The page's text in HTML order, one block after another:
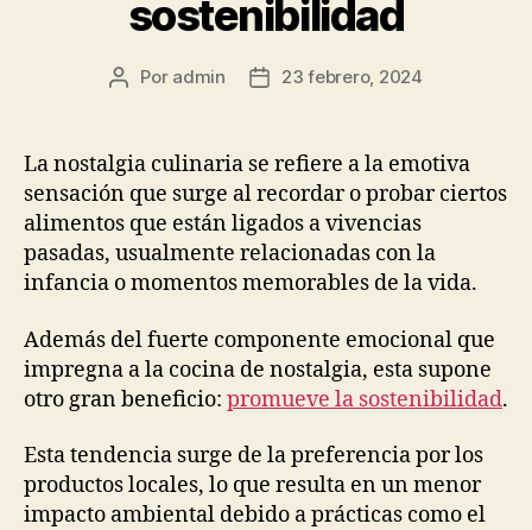
sostenibilidad
Autor
publicación
Por admin
Fecha
publicación
23 febrero, 2024
La nostalgia culinaria se refiere a la emotiva
sensación que surge al recordar o probar ciertos
alimentos que están ligados a vivencias
pasadas, usualmente relacionadas con la
infancia o momentos memorables de la vida.
Además del fuerte componente emocional que
impregna a la cocina de nostalgia, esta supone
otro gran beneficio: promueve la sostenibilidad.
Esta tendencia surge de la preferencia por los
productos locales, lo que resulta en un menor
impacto ambiental debido a prácticas como el